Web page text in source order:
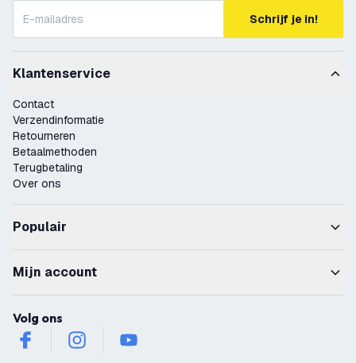
Schrijf je in!
Klantenservice
Contact
Verzendinformatie
Retourneren
Betaalmethoden
Terugbetaling
Over ons
Populair
Mijn account
Volg ons
facebookinstagramyoutube